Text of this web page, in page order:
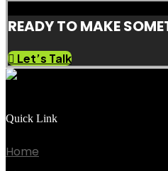
READY TO MAKE
Let’s Talk
Quick Link
Home